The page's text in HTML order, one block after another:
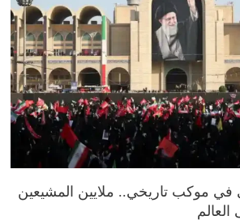
في موكب تاريخي.. ملايين المشيعين